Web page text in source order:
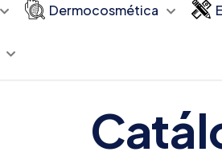
Dermocosmética